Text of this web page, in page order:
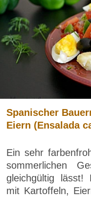
Spanischer
Eiern (Ensalada
Ein sehr
sommerlichen
gleichgültig lässt!
mit Kartoffeln,